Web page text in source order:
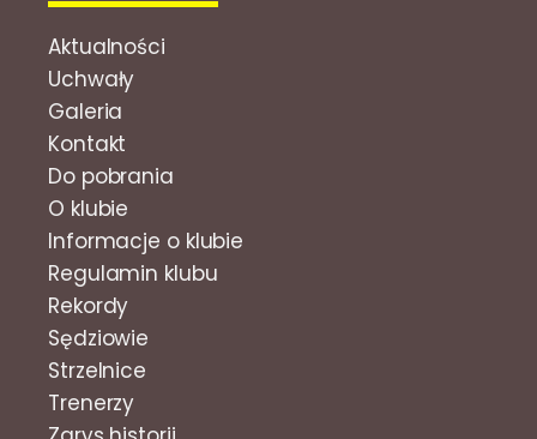
Aktualności
Uchwały
Galeria
Kontakt
Do pobrania
O klubie
Informacje o klubie
Regulamin klubu
Rekordy
Sędziowie
Strzelnice
Trenerzy